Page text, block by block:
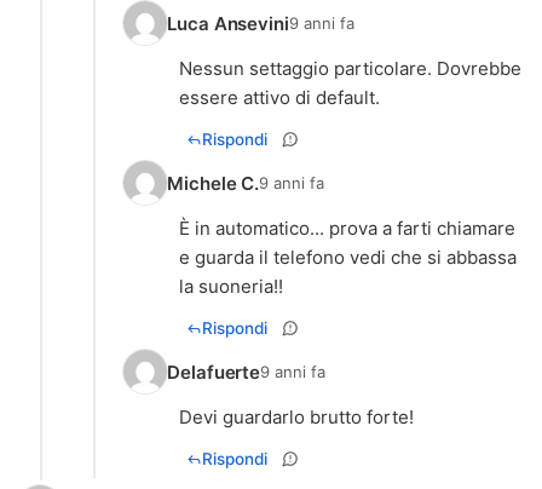
Luca Ansevini9 anni fa
Nessun settaggio particolare. Dovrebbe
essere attivo di default.
Rispondi
Michele C.9 anni fa
È in automatico... prova a farti chiamare
e guarda il telefono vedi che si abbassa
la suoneria!!
Rispondi
Delafuerte9 anni fa
Devi guardarlo brutto forte!
Rispondi